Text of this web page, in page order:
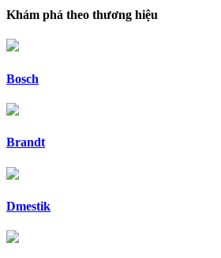
Khám phá theo thương hiệu
Bosch
Brandt
Dmestik